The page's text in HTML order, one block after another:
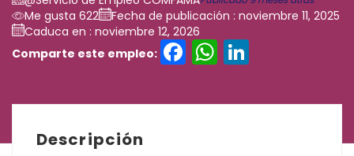
Me gusta 622
Fecha de publicación : noviembre 11, 2025
Caduca en : noviembre 12, 2026
Comparte este empleo:
Facebook
Descripción